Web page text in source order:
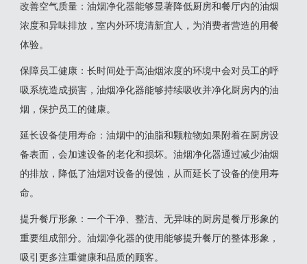
‌改善空气质量‌：油烟净化器能够显著降低厨房和餐厅内的油烟
浓度和异味排放，室内外环境清新宜人，为消费者营造的用餐
体验‌。
‌保障员工健康‌：长时间处于高油烟浓度的环境中会对员工的呼
吸系统造成损害，油烟净化器能够持续吸收并净化厨房内的油
烟，保护员工的健康‌。
‌延长设备使用寿命‌：油烟中的油脂和颗粒物如果附着在厨房设
备表面，会加速设备的老化和损坏。油烟净化器通过减少油烟
的排放，降低了油烟对设备的侵蚀，从而延长了设备的使用寿
命‌。
‌提升餐厅形象‌：一个干净、整洁、无异味的厨房是餐厅形象的
重要组成部分。油烟净化器的使用能够提升餐厅的整体形象，
吸引更多注重健康和品质的顾客‌。